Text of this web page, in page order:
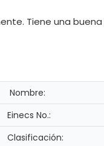
Tiene una
Nombre:
Einecs No.:
Clasificación: